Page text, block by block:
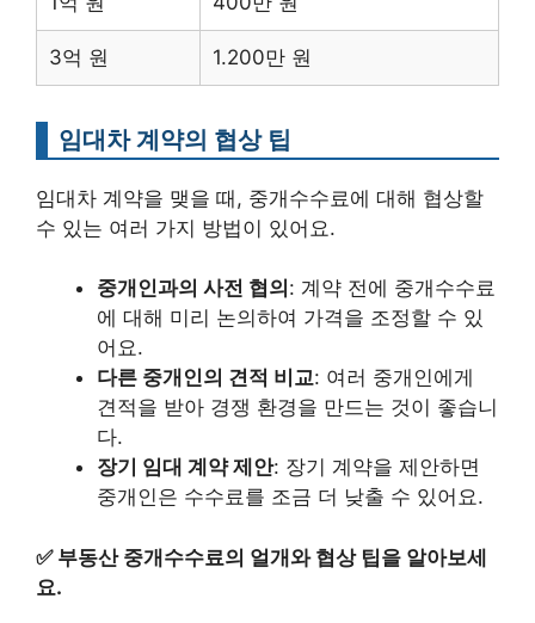
3억 원 1.200만 원
임대차 계약의 협상 팁
임대차 계약을 맺을 때, 중개수수료에 대해 협상할
수 있는 여러 가지 방법이 있어요.
중개인과의 사전 협의 : 계약 전에 중개수수료
에 대해 미리 논의하여 가격을 조정할 수 있
어요.
다른 중개인의 견적 비교: 여러 중개인에게
견적을 받아 경쟁 환경을 만드는 것이 좋습니
다.
장기 임대 계약 제안: 장기 계약을 제안하면
중개인은 수수료를 조금 더 낮출 수 있어요.
✅ 부동산 중개수수료의 얼개와 협상 팁을 알아보세
요.